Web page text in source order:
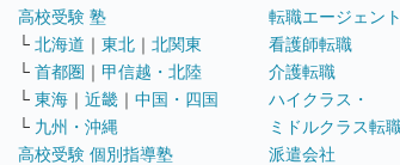
高校受験 塾
└ 北海道 ｜ 東北 ｜ 北関東
└ 首都圏 ｜ 甲信越・北陸
└ 東海 ｜ 近畿 ｜ 中国・四国
└ 九州・沖縄
高校受験 個別指導塾
転職エージェント
看護師転職
介護転職
ハイクラス・
ミドルクラス転
派遣会社